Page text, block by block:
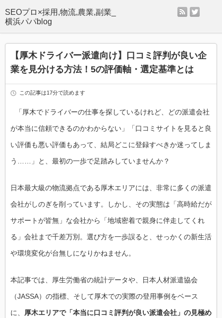
SEOプロ×採用,物流,農業,副業_
横浜パパblog
rss
【厚木ドライバー派遣向け】口コミ評判が良い企
業を見分ける方法！5の評価軸・選定基準とは
この記事は17分で読めます
「厚木でドライバーの仕事を探しているけれど、どの派遣会社
が本当に信頼できるのかわからない」「口コミサイトを見ると良
い評価も悪い評価もあって、結局どこに登録すべきか迷ってしま
う……」と、最初の一歩で足踏みしていませんか？
日本最大級の物流拠点である厚木エリアには、非常に多くの派遣
会社がしのぎを削っています。しかし、その実態は「高時給だが
サポートが皆無」な会社から「地域密着で親身に伴走してくれ
る」会社まで千差万別。選び方を一歩誤ると、せっかくの新生活
や環境変化が台無しになりかねません。
本記事では、厚生労働省の統計データや、日本人材派遣協会
（JASSA）の指標、そして厚木での実際の登用事例をベース
に、 厚木エリアで「本当に口コミ評判が良い派遣会社」の見極め